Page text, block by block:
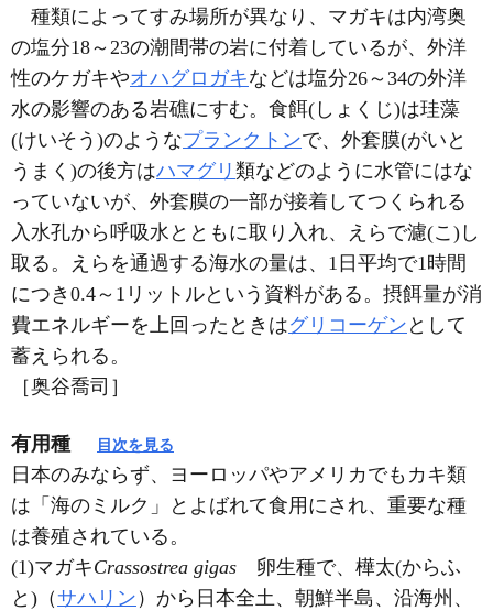
種類によってすみ場所が異なり、マガキは内湾奥
の塩分18～23の潮間帯の岩に付着しているが、外洋
性のケガキやオハグロガキなどは塩分26～34の外洋
水の影響のある岩礁にすむ。食餌(しょくじ)は珪藻
(けいそう)のようなプランクトンで、外套膜(がいと
うまく)の後方はハマグリ 類などのように水管にはな
っていないが、外套膜の一部が接着してつくられる
入水孔から呼吸水とともに取り入れ、えらで濾(こ)し
取る。えらを通過する海水の量は、1日平均で1時間
につき0.4～1リットルという資料がある。摂餌量が消
費エネルギーを上回ったときはグリコーゲン として
蓄えられる。
［奥谷喬司］
有用種 目次を見る
日本のみならず、ヨーロッパやアメリカでもカキ類
は「海のミルク」とよばれて食用にされ、重要な種
は養殖されている。
(1)マガキCrassostrea gigas 卵生種で、樺太(からふ
と)（サハリン ）から日本全土、朝鮮半島、沿海州、